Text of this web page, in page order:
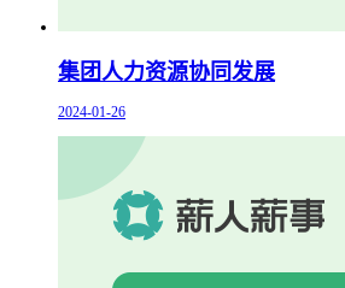
集团人力资源协同发展
2024-01-26